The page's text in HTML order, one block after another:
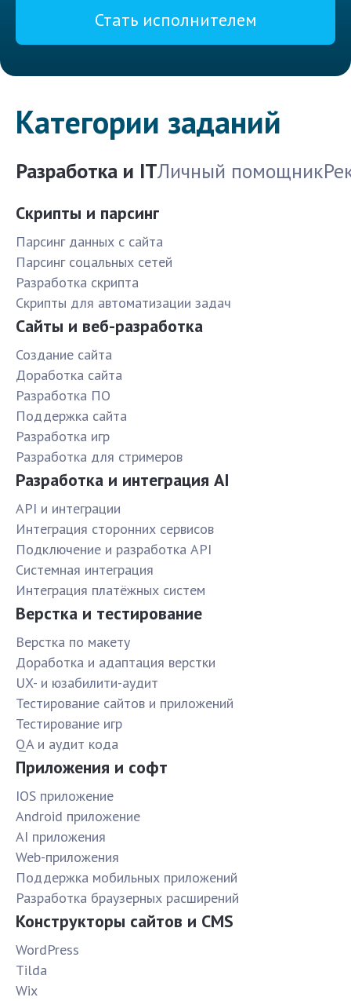
Стать исполнителем
Категории заданий
Разработка и ITЛичный помощник
Скрипты и парсинг
Парсинг данных с сайта
Парсинг соцальных сетей
Разработка скрипта
Скрипты для автоматизации задач
Сайты и веб-разработка
Создание сайта
Доработка сайта
Разработка ПО
Поддержка сайта
Разработка игр
Разработка для стримеров
Разработка и интеграция AI
API и интеграции
Интеграция сторонних сервисов
Подключение и разработка API
Системная интеграция
Интеграция платёжных систем
Верстка и тестирование
Верстка по макету
Доработка и адаптация верстки
UX- и юзабилити-аудит
Тестирование сайтов и приложений
Тестирование игр
QA и аудит кода
Приложения и софт
IOS приложение
Android приложение
AI приложения
Web-приложения
Поддержка мобильных приложений
Разработка браузерных расширений
Конструкторы сайтов и CMS
WordPress
Tilda
Wix